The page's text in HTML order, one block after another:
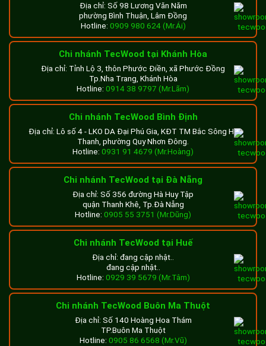
Địa chỉ: Số 98 Lương Văn Năm
phường Bình Thuận, Lâm Đồng
Hotline: 0909 980 624 (Mr.Ái)
Chi nhánh TecWood tại Khánh Hòa
Địa chỉ: Tỉnh Lộ 3, thôn Phước Điền, xã Phước Đồng
Tp.Nha Trang, Khánh Hòa
Hotline: 0914 38 9797 (Mr.Lãm)
Chi nhánh TecWood Bình Định
Địa chỉ: Lô số 4 - LKO DA Đại Phú Gia, KĐT TM Bắc Sông Hà
Thanh, phường Quy Nhơn Đông.
Hotline: 0931 91 4679 (Mr.Hoàng)
Chi nhánh TecWood tại Đà Nẵng
Địa chỉ: Số 356 đường Hà Huy Tập
quận Thanh Khê, Tp.Đà Nẵng
Hotline: 0905 55 3751 (Mr.Dũng)
Chi nhánh TecWood tại Huế
Địa chỉ: đang cập nhật..
đang cập nhật..
Hotline: 0929 39 5679 (Mr.Tâm)
Chi nhánh TecWood Buôn Ma Thuột
Địa chỉ: Số 140 Hoàng Hoa Thám
TP.Buôn Ma Thuột
Hotline: 0905 86 6568 (Mr.Vũ)